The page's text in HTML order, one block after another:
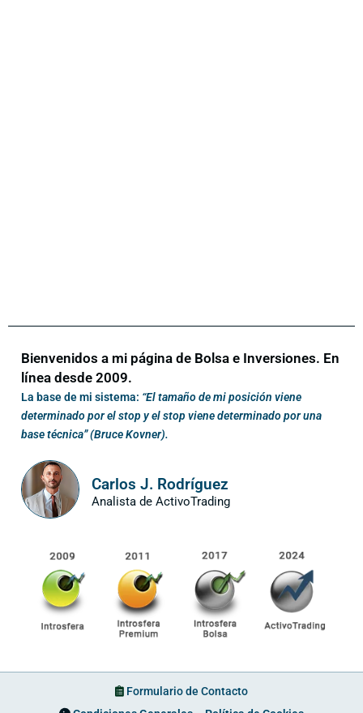
Bienvenidos a mi página de Bolsa e Inversiones. En
línea desde 2009.
La base de mi sistema: “El tamaño de mi posición viene
determinado por el stop y el stop viene determinado por una
base técnica” (Bruce Kovner).
Carlos J. Rodríguez
Analista de ActivoTrading
Formulario de Contacto